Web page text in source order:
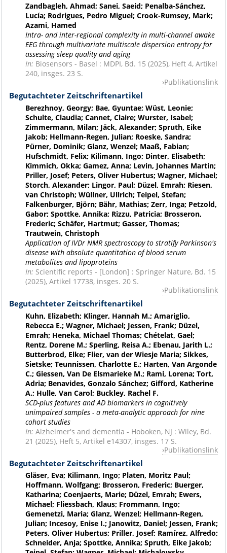
Zandbagleh, Ahmad; Sanei, Saeid; Penalba-Sánchez,
Lucía; Rodrigues, Pedro Miguel; Crook-Rumsey, Mark;
Azami, Hamed
Intra- and inter-regional complexity in multi-channel awake
EEG through multivariate multiscale dispersion entropy for
assessing sleep quality and aging
In: Biosensors - Basel : MDPI, Bd. 15 (2025), Heft 4, Artikel
240, insges. 23 S.
Publikationslink
Begutachteter Zeitschriftenartikel
Berezhnoy, Georgy; Bae, Gyuntae; Wüst, Leonie;
Schulte, Claudia; Cannet, Claire; Wurster, Isabel;
Zimmermann, Milan; Jäck, Alexander; Spruth, Eike
Jakob; Hellmann-Regen, Julian; Roeske, Sandra;
Pürner, Dominik; Glanz, Wenzel; Maaß, Fabian;
Hufschmidt, Felix; Kilimann, Ingo; Dinter, Elisabeth;
Kimmich, Okka; Gamez, Anna; Levin, Johannes Martin;
Priller, Josef; Peters, Oliver Hubertus; Wagner, Michael;
Storch, Alexander; Lingor, Paul; Düzel, Emrah; Riesen,
van Christoph; Wüllner, Ullrich; Teipel, Stefan;
Falkenburger, Björn; Bähr, Mathias; Zerr, Inga; Petzold,
Gabor; Spottke, Annika; Rizzu, Patricia; Brosseron,
Frederic; Schäfer, Hartmut; Gasser, Thomas;
Trautwein, Christoph
Application of IVDr NMR spectroscopy to stratify Parkinson's
disease with absolute quantitation of blood serum
metabolites and lipoproteins
In: Scientific reports - [London] : Springer Nature, Bd. 15
(2025), Artikel 17738, insges. 20 S.
Publikationslink
Begutachteter Zeitschriftenartikel
Kuhn, Elizabeth; Klinger, Hannah M.; Amariglio,
Rebecca E.; Wagner, Michael; Jessen, Frank; Düzel,
Emrah; Heneka, Michael Thomas; Chételat, Gael;
Rentz, Dorene M.; Sperling, Reisa A.; Ebenau, Jarith L.;
Butterbrod, Elke; Flier, van der Wiesje Maria; Sikkes,
Sietske; Teunnissen, Charlotte E.; Harten, Van Argonde
C.; Giessen, Van De Elsmarieke M.; Rami, Lorena; Tort,
Adria; Benavides, Gonzalo Sánchez; Gifford, Katherine
A.; Hulle, Van Carol; Buckley, Rachel F.
SCD-plus features and AD biomarkers in cognitively
unimpaired samples - a meta-analytic approach for nine
cohort studies
In: Alzheimer's and dementia - Hoboken, NJ : Wiley, Bd.
21 (2025), Heft 5, Artikel e14307, insges. 17 S.
Publikationslink
Begutachteter Zeitschriftenartikel
Gläser, Eva; Kilimann, Ingo; Platen, Moritz Paul;
Hoffmann, Wolfgang; Brosseron, Frederic; Buerger,
Katharina; Coenjaerts, Marie; Düzel, Emrah; Ewers,
Michael; Fliessbach, Klaus; Frommann, Ingo;
Gemenetzi, Maria; Glanz, Wenzel; Hellmann-Regen,
Julian; Incesoy, Enise I.; Janowitz, Daniel; Jessen, Frank;
Peters, Oliver Hubertus; Priller, Josef; Ramírez, Alfredo;
Schneider, Anja; Spottke, Annika; Spruth, Eike Jakob;